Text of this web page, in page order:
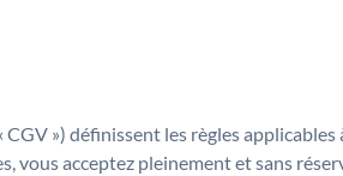
») définissent les règles
vous acceptez pleinement et sans